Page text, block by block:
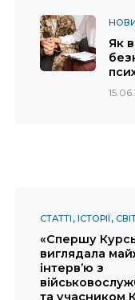
Як
СТАТТІ ІСТОРІЇ
«Спершу
виглядала
інтерв’ю з
та учасником